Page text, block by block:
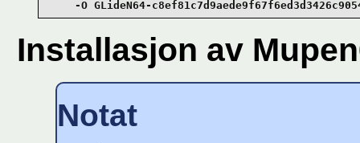
-O GLideN64-
Installasjon av
Notat